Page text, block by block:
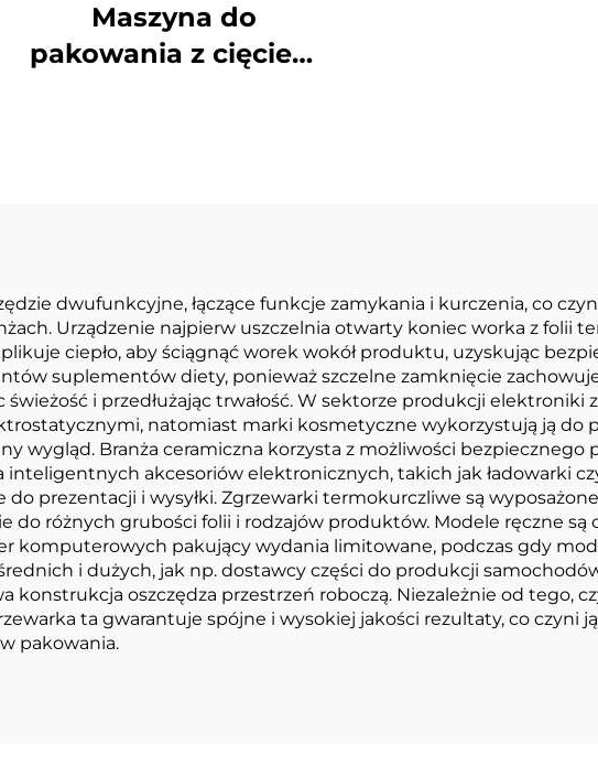
Maszyna do
pakowania z cięciem
dwufunkcyjne, łączące funkcje zamykania i kurczenia, co
Urządzenie najpierw uszczelnia otwarty koniec worka z folii
ciepło, aby ściągnąć worek wokół produktu, uzyskując
suplementów diety, ponieważ szczelne zamknięcie
i przedłużając trwałość. W sektorze produkcji
natomiast marki kosmetyczne wykorzystują ją do
wygląd. Branża ceramiczna korzysta z możliwości
inteligentnych akcesoriów elektronicznych, takich jak ładowarki
do prezentacji i wysyłki. Zgrzewarki termokurczliwe są
do różnych grubości folii i rodzajów produktów. Modele ręczne
komputerowych pakujący wydania limitowane, podczas gdy
i dużych, jak np. dostawcy części do produkcji
konstrukcja oszczędza przestrzeń roboczą. Niezależnie od tego,
ta gwarantuje spójne i wysokiej jakości rezultaty, co czyni
pakowania.